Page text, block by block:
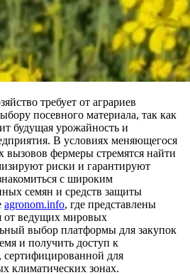
требует от аграриев
посевного материала, так как
будущая урожайность и
В условиях меняющегося
вызовов фермеры стремятся найти
риски и гарантируют
с широким
семян и средств защиты
agronom.info, где представлены
от ведущих мировых
выбор платформы для закупок
и получить доступ к
для
климатических зонах.